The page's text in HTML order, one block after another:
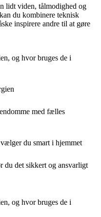
lidt viden, tålmodighed og
du kombinere teknisk
inspirere andre til at gøre
og hvor bruges de i
med fælles
du smart i hjemmet
du det sikkert og ansvarligt
og hvor bruges de i